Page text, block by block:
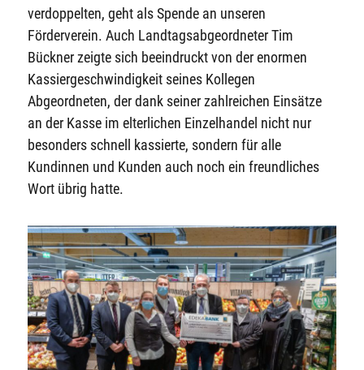
verdoppelten, geht als Spende an unseren
Förderverein. Auch Landtagsabgeordneter Tim
Bückner zeigte sich beeindruckt von der enormen
Kassiergeschwindigkeit seines Kollegen
Abgeordneten, der dank seiner zahlreichen Einsätze
an der Kasse im elterlichen Einzelhandel nicht nur
besonders schnell kassierte, sondern für alle
Kundinnen und Kunden auch noch ein freundliches
Wort übrig hatte.